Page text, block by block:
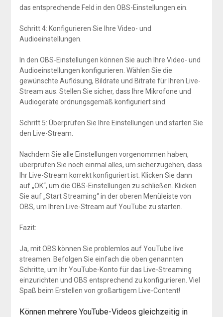
das entsprechende Feld in den OBS-Einstellungen ein.
Schritt 4: Konfigurieren Sie Ihre Video- und
Audioeinstellungen.
In den OBS-Einstellungen können Sie auch Ihre Video- und
Audioeinstellungen konfigurieren. Wählen Sie die
gewünschte Auflösung, Bildrate und Bitrate für Ihren Live-
Stream aus. Stellen Sie sicher, dass Ihre Mikrofone und
Audiogeräte ordnungsgemäß konfiguriert sind.
Schritt 5: Überprüfen Sie Ihre Einstellungen und starten Sie
den Live-Stream.
Nachdem Sie alle Einstellungen vorgenommen haben,
überprüfen Sie noch einmal alles, um sicherzugehen, dass
Ihr Live-Stream korrekt konfiguriert ist. Klicken Sie dann
auf „OK“, um die OBS-Einstellungen zu schließen. Klicken
Sie auf „Start Streaming“ in der oberen Menüleiste von
OBS, um Ihren Live-Stream auf YouTube zu starten.
Fazit:
Ja, mit OBS können Sie problemlos auf YouTube live
streamen. Befolgen Sie einfach die oben genannten
Schritte, um Ihr YouTube-Konto für das Live-Streaming
einzurichten und OBS entsprechend zu konfigurieren. Viel
Spaß beim Erstellen von großartigem Live-Content!
Können mehrere YouTube-Videos gleichzeitig in